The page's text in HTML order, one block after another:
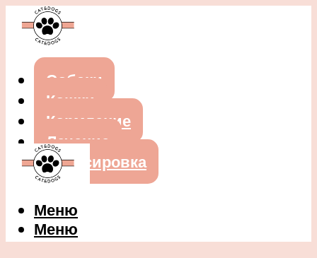
Собаки
Кошки
Кормление
Лечение
Дрессировка
Меню
Меню